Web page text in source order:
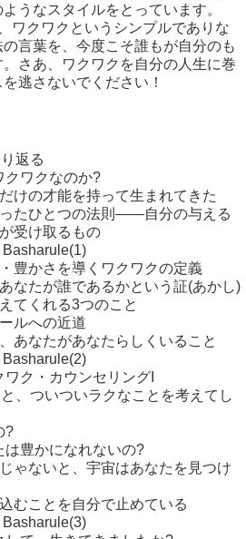
うなスタイルをとっています。
ワクワクというシンプルでありな
言葉を、今度こそ誰もが自分のも
さあ、ワクワクを自分の人生に巻
逃さないでください！
返る
クワクなのか?
けの才能を持って生まれてきた
たひとつの法則――自分の与える
受け取るもの
豊かさを導くワクワクの定義
なたが誰であるかという証(あかし)
てくれる3つのこと
ルへの近道
あなたがあなたらしくいること
ク・カウンセリングI
、ついついラクなことを考えてし
?
は豊かになれないの?
ゃないと、宇宙はあなたを見つけ
むことを自分で止めている